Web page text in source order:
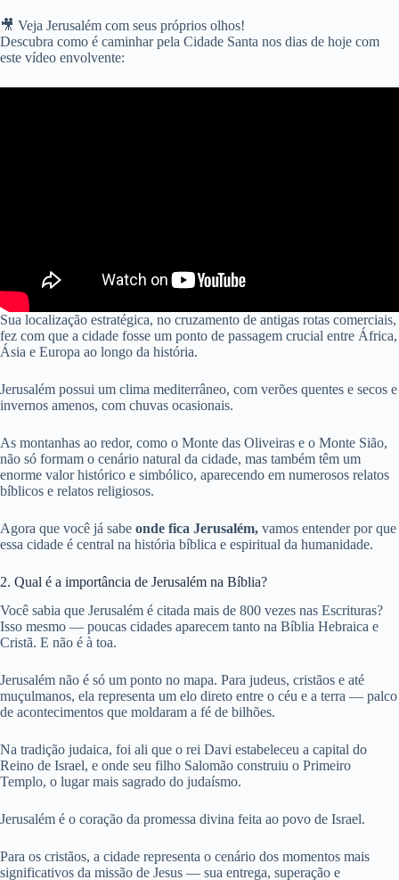
🎥 Veja Jerusalém com seus próprios olhos!
Descubra como é caminhar pela Cidade Santa nos dias de hoje com
este vídeo envolvente:
Sua localização estratégica, no cruzamento de antigas rotas comerciais,
fez com que a cidade fosse um ponto de passagem crucial entre África,
Ásia e Europa ao longo da história.
Jerusalém possui um clima mediterrâneo, com verões quentes e secos e
invernos amenos, com chuvas ocasionais.
As montanhas ao redor, como o Monte das Oliveiras e o Monte Sião,
não só formam o cenário natural da cidade, mas também têm um
enorme valor histórico e simbólico, aparecendo em numerosos relatos
bíblicos e relatos religiosos.
Agora que você já sabe onde fica Jerusalém, vamos entender por que
essa cidade é central na história bíblica e espiritual da humanidade.
2. Qual é a importância de Jerusalém na Bíblia?
Você sabia que Jerusalém é citada mais de 800 vezes nas Escrituras?
Isso mesmo — poucas cidades aparecem tanto na Bíblia Hebraica e
Cristã. E não é à toa.
Jerusalém não é só um ponto no mapa. Para judeus, cristãos e até
muçulmanos, ela representa um elo direto entre o céu e a terra — palco
de acontecimentos que moldaram a fé de bilhões.
Na tradição judaica, foi ali que o rei Davi estabeleceu a capital do
Reino de Israel, e onde seu filho Salomão construiu o Primeiro
Templo, o lugar mais sagrado do judaísmo.
Jerusalém é o coração da promessa divina feita ao povo de Israel.
Para os cristãos, a cidade representa o cenário dos momentos mais
significativos da missão de Jesus — sua entrega, superação e